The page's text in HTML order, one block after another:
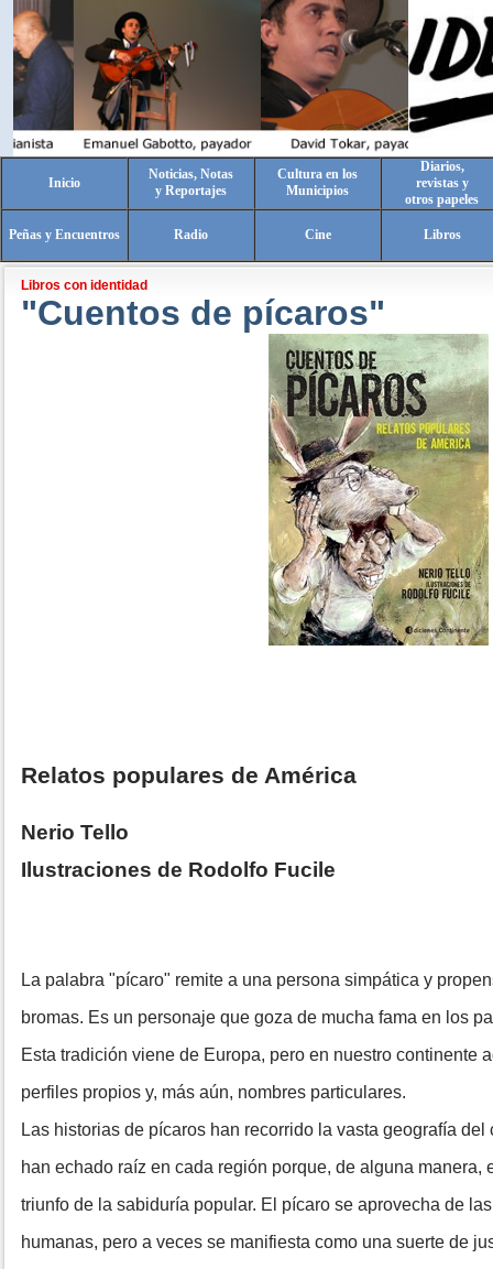
Inicio
Noticias, Notas
y Reportajes
Cultura en los
Municipios
Diarios,
revistas y
otros papeles
Peñas y Encuentros Radio Cine Libros
Libros con identidad
"Cuentos de pícaros"
Relatos populares de América
Nerio Tello
Ilustraciones de Rodolfo Fucile
La palabra "pícaro" remite a una persona simpática y
bromas. Es un personaje que goza de mucha fama en los
Esta tradición viene de Europa, pero en nuestro continente
perfiles propios y, más aún, nombres particulares.
Las historias de pícaros han recorrido la vasta geografía del
han echado raíz en cada región porque, de alguna manera,
triunfo de la sabiduría popular. El pícaro se aprovecha de
humanas, pero a veces se manifiesta como una suerte de